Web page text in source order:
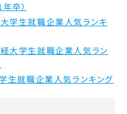
卒）
大学生就職企業人気ランキ
経大学生就職企業人気ラン
生就職企業人気ランキング